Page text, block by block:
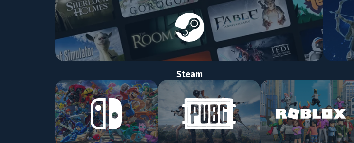
Steam